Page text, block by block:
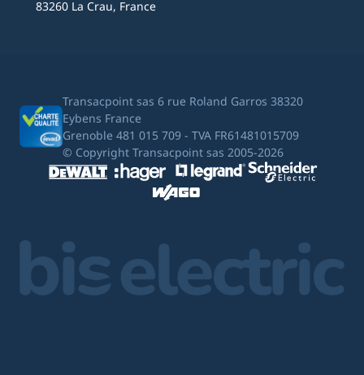
83260 La Crau, France
Transacpoint sas 6 rue Roland Garros 38320
Eybens France
Grenoble 481 015 709 - TVA FR61481015709
© Copyright Transacpoint sas 2005-2026